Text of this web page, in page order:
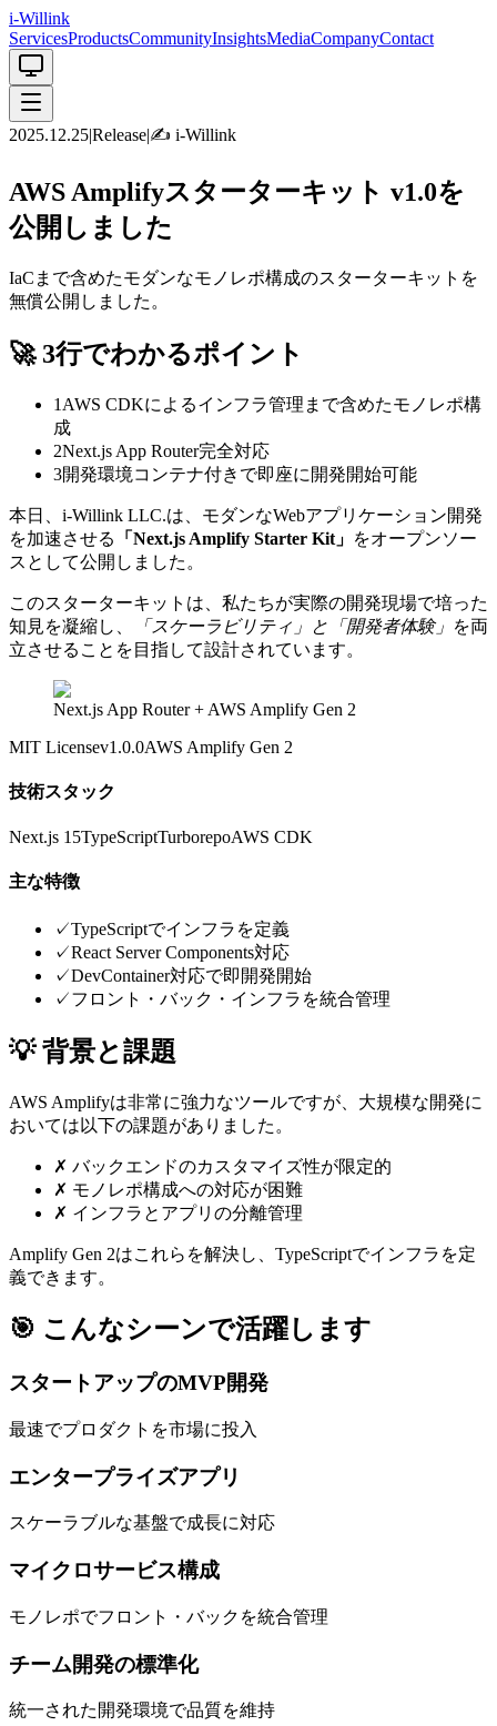
i-Willink
ServicesProductsCommunityInsightsMediaCompanyContact
2025.12.25|Release|✍️ i-Willink
AWS Amplifyスターターキット v1.0を
公開しました
IaCまで含めたモダンなモノレポ構成のスターターキットを
無償公開しました。
🚀 3行でわかるポイント
1 AWS CDKによるインフラ管理まで含めたモノレポ構
成
2Next.js App Router完全対応
3開発環境コンテナ付きで即座に開発開始可能
本日、i-Willink LLC.は、モダンなWebアプリケーション開発
を加速させる
「Next.js Amplify Starter Kit」 をオープンソー
スとして公開しました。
このスターターキットは、私たちが実際の開発現場で培った
知見を凝縮し、
「スケーラビリティ」と「開発者体験」 を両
立させることを目指して設計されています。
Next.js App Router + AWS Amplify Gen 2
MIT Licensev1.0.0AWS Amplify Gen 2
技術スタック
Next.js 15TypeScriptTurborepoAWS CDK
主な特徴
✓TypeScriptでインフラを定義
✓React Server Components対応
✓DevContainer対応で即開発開始
✓フロント・バック・インフラを統合管理
💡 背景と課題
AWS Amplifyは非常に強力なツールですが、大規模な開発に
おいては以下の課題がありました。
✗ バックエンドのカスタマイズ性が限定的
✗ モノレポ構成への対応が困難
✗ インフラとアプリの分離管理
Amplify Gen 2はこれらを解決し、TypeScriptでインフラを定
義できます。
🎯 こんなシーンで活躍します
スタートアップのMVP開発
最速でプロダクトを市場に投入
エンタープライズアプリ
スケーラブルな基盤で成長に対応
マイクロサービス構成
モノレポでフロント・バックを統合管理
チーム開発の標準化
統一された開発環境で品質を維持